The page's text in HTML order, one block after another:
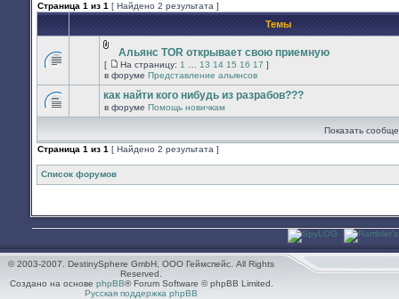
Страница 1 из 1 [ Найдено 2 результата ]
Темы
Вложения
Альянс TOR открывает свою приемную
[
На
страницу
На страницу: 1 13 14 15 16 17 ]
в форуме Представление альянсов
нет
новых
сообщений.
как найти кого нибудь из разрабов???
в форуме Помощь новичкам
Показать
Страница 1 из 1 [ Найдено 2 результата ]
Список форумов
© 2003-2007. DestinySphere GmbH, ООО Геймспейс. All Rights
Reserved.
Создано на основе phpBB® Forum Software © phpBB Limited.
Русская поддержка phpBB